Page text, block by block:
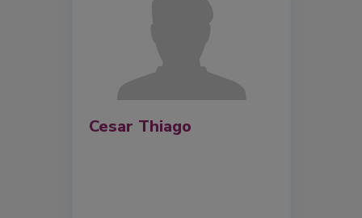
Cesar Thiago